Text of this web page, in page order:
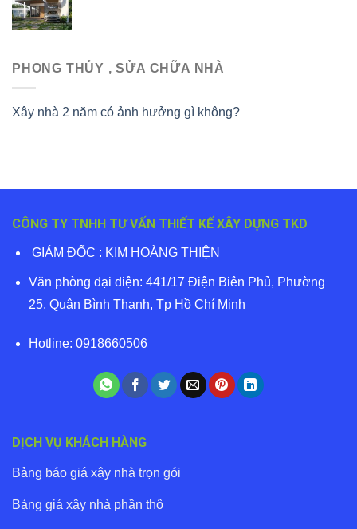
PHONG THỦY , SỬA CHỮA NHÀ
Xây nhà 2 năm có ảnh hưởng gì không?
CÔNG TY TNHH TƯ VẤN THIẾT KẾ XÂY DỰNG TKD
GIÁM ĐỐC : KIM HOÀNG THIỆN
Văn phòng đại diện: 441/17 Điện Biên Phủ, Phường
25, Quận Bình Thạnh, Tp Hồ Chí Minh
Hotline: 0918660506
DỊCH VỤ KHÁCH HÀNG
Bảng báo giá xây nhà trọn gói
Bảng giá xây nhà phần thô